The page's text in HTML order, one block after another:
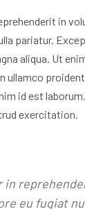
in
pariatur.
aliqua. Ut
ullamco
id est
exercitation.
in
eu fugiat